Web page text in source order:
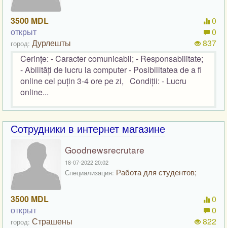
3500 MDL
открыт
город: Дурлешты
0
0
837
Cerințe: - Caracter comunicabil; - Responsabilitate;
- Abilități de lucru la computer - Posibilitatea de a fi
online cel puțin 3-4 ore pe zi, Condiții: - Lucru
online...
Сотрудники в интернет магазине
Goodnewsrecrutare
18-07-2022 20:02
Специализация: Работа для студентов;
3500 MDL
открыт
город: Страшены
0
0
822